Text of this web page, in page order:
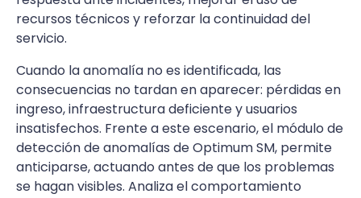
recursos técnicos y reforzar la continuidad del
servicio.
Cuando la anomalía no es identificada, las
consecuencias no tardan en aparecer: pérdidas en
ingreso, infraestructura deficiente y usuarios
insatisfechos. Frente a este escenario, el módulo de
detección de anomalías de Optimum SM, permite
anticiparse, actuando antes de que los problemas
se hagan visibles. Analiza el comportamiento